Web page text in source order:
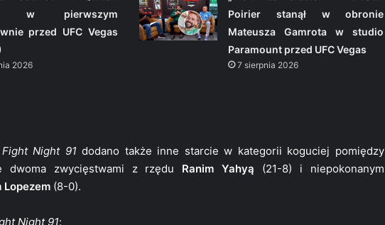
w pierwszym
przed UFC Vegas
2026
Poirier stanął w obronie
Mateusza Gamrota w studio
Paramount przed UFC Vegas
7 sierpnia 2026
Night 91 dodano także inne starcie w kategorii koguciej pomiędzy
dwoma zwycięstwami z rzędu Ranim Yahyą (21-8) i niepokonanym
(8-0).
Night 91: